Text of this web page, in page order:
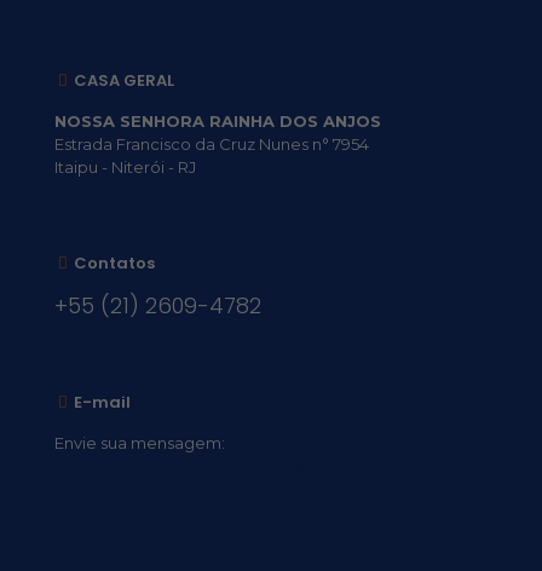
CASA GERAL
NOSSA SENHORA RAINHA DOS ANJOS
Estrada Francisco da Cruz Nunes n° 7954
Itaipu - Niterói - RJ
Contatos
+55 (21) 2609-4782
E-mail
Envie sua mensagem: